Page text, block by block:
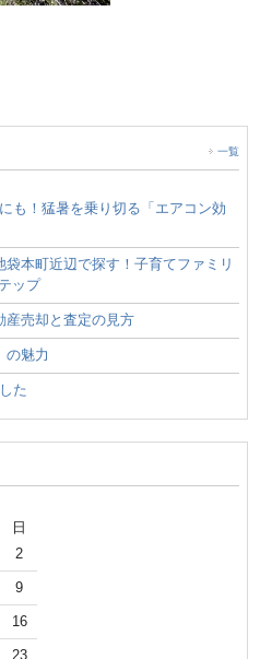
一覧
も！猛暑を乗り切る「エアコン効
袋本町近辺で探す！子育てファミリ
ップ
産売却と査定の見方
の魅力
た
日
2
9
16
23